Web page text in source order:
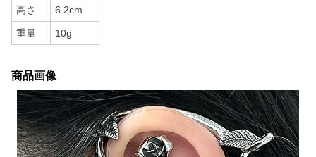
高さ 6.2cm
重量 10g
商品画像